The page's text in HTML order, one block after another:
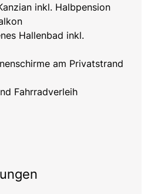
inkl. Halbpension
Hallenbad inkl.
am Privatstrand
Fahrradverleih